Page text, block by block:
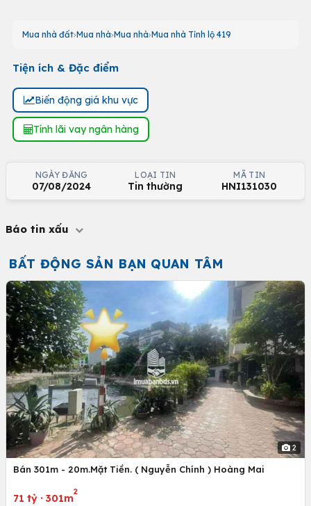
Mua nhà đất Mua nhà Mua nhà Mua nhà Tỉnh lộ 419
Tiện ích & Đặc điểm
Biến động giá khu vực
Tính lãi vay ngân hàng
NGÀY ĐĂNG
07/08/2024
LOẠI TIN
Tin thường
MÃ TIN
HNI131030
Báo tin xấu
BẤT ĐỘNG SẢN BẠN QUAN TÂM
2
Bán 301m - 20m.Mặt Tiền. ( Nguyễn Chính ) Hoàng Mai
71 tỷ · 301m
2